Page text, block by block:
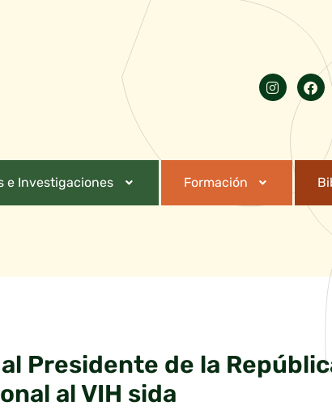
e Investigaciones Formación
al Presidente de la
al VIH sida